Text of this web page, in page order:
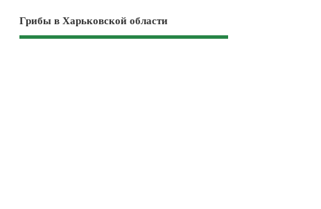
Грибы в Харьковской области